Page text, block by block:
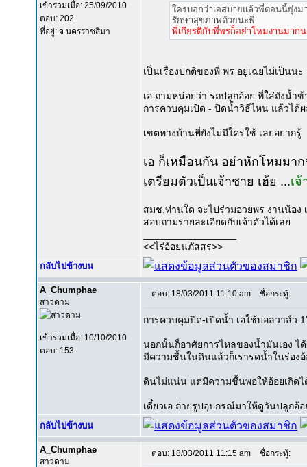
เข้าร่วมเมื่อ: 25/09/2010
ตอบ: 202
ที่อยู่: จ.นครราชสีมา
ใครบอกว่าเอสบายแล้วพี่ตอนนี้ยุ่ง
รักษาสุขภาพด้วยนะพี่
พี่เกียรติกับพี่พรก็อย่าโหมงานมาก
เป็นเรื่องปกติของพี่ พร อยู่เฉยไม่เป็นนะ
เอ ถามหน่อยว่า รถปลูกอ้อย ที่ใส่ถังน้ำ
การควบคุมเปิด - ปิดน้ำวิธีไหน แล้วได้
เขตทางบ้านพี่ยังไม่มีใครใช้ เลยอยากรู้
เอ ก็เหมือนกัน อย่าหักโหมมา
เตรียมตัวเป็นเจ้าชาย เฮ้ย ...เ
สมช.ท่านใด จะไปร่วมอวยพร งานน้อง
สอบถามรายละเอียดกับเจ้าตัวได้เลย
<<ไร่อ้อยนภัสสร>>
กลับไปข้างบน
A_Chumphae
สาวดาม
เข้าร่วมเมื่อ: 10/10/2010
ตอบ: 153
ตอบ: 18/03/2011 11:10 am ชื่อกระทู้:
การควบคุมปิด-เปิดน้ำ เอใช้บอลวาล์ว
นอกนั้นก็อาศัยการไหลของน้ำมันเอง ไ
มีความชื้นในดินแล้วก็เรารดน้ำในร่อง
ดินไม่แน่น แต่มีความชื้นพอให้อ้อยเกิด
เดี๋ยวเอ ถ่ายรูปอุปกรณ์มาให้ดูวันปลูกอ้
กลับไปข้างบน
A_Chumphae
สาวดาม
ตอบ: 18/03/2011 11:15 am ชื่อกระทู้: